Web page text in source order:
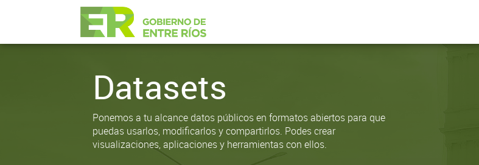
Datasets
Ponemos a tu alcance datos públicos en formatos abiertos para que
puedas usarlos, modificarlos y compartirlos. Podes crear
visualizaciones, aplicaciones y herramientas con ellos.